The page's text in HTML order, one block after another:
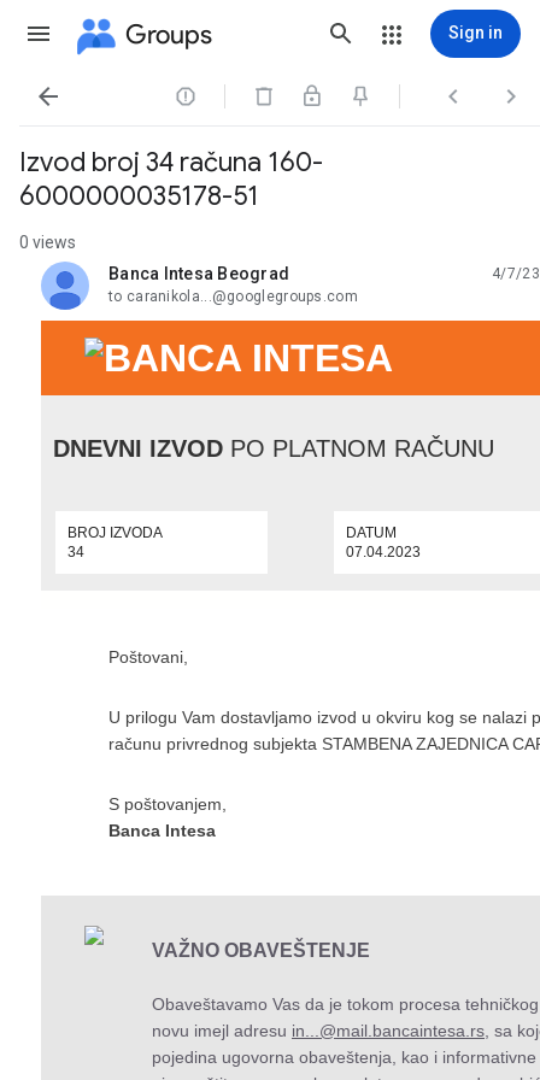
Groups Sign in
   
Izvod broj 34 računa 160-
6000000035178-51
0 views
Banca Intesa Beograd
unread,
4/7/23
to caranikola...@googlegroups.com
DNEVNI IZVOD PO PLATNOM RAČUNU
BROJ IZVODA
34
DATUM
07.04.2023
Poštovani,
U prilogu Vam dostavljamo izvod u okviru kog se nalazi
računu privrednog subjekta STAMBENA ZAJEDNICA
S poštovanjem,
Banca Intesa
VAŽNO OBAVEŠTENJE
Obaveštavamo Vas da je tokom procesa
novu imejl adresu in...@mail.bancaintesa.rs , sa
pojedina ugovorna obaveštenja, kao i